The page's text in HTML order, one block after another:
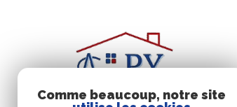
Comme beaucoup, notre site